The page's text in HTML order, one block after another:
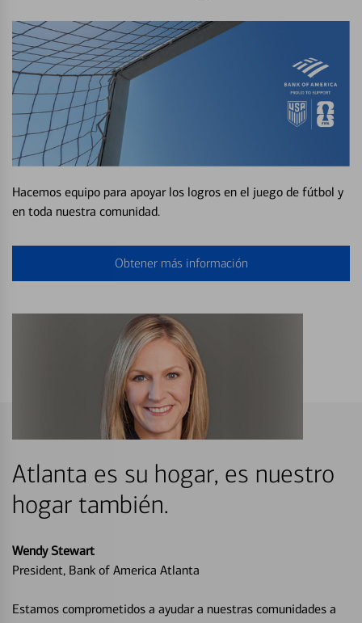
Hacemos equipo para apoyar los logros en el juego de fútbol y
en toda nuestra comunidad.
Obtener más información
Atlanta es su hogar, es nuestro
hogar también.
Wendy Stewart
President, Bank of America Atlanta
Estamos comprometidos a ayudar a nuestras comunidades a